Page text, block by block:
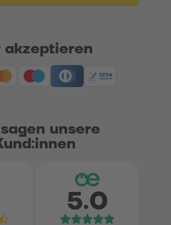
unsere
bei Google
5.0
akzeptieren